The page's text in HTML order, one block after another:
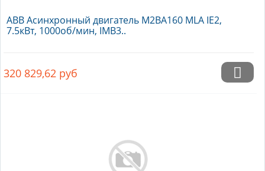
ABB Асинхронный двигатель M2BA160 MLA IE2,
7.5кВт, 1000об/мин, IMB3..
320 829,62 руб